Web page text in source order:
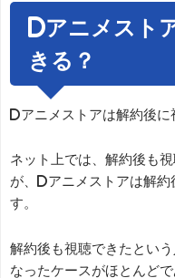
dアニメスト
きる？
dアニメストアは解約後に
ネット上では、解約後も
が、dアニメストアは解約
す。
解約後も視聴できたとい
なったケースがほとんど